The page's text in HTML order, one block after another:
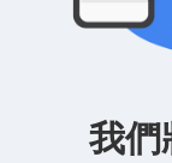
我們